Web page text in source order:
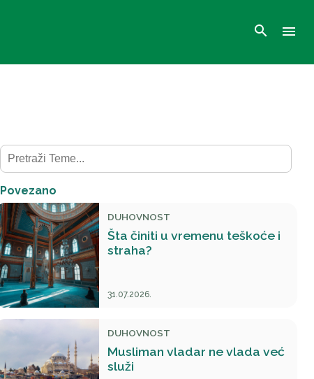
search menu
Povezano
DUHOVNOST
Šta činiti u vremenu teškoće i
straha?
31.07.2026.
DUHOVNOST
Musliman vladar ne vlada već
služi